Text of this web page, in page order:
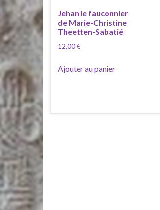
Jehan le fauconnier
de Marie-Christine
Theetten-Sabatié
12,00€
Ajouter au panier